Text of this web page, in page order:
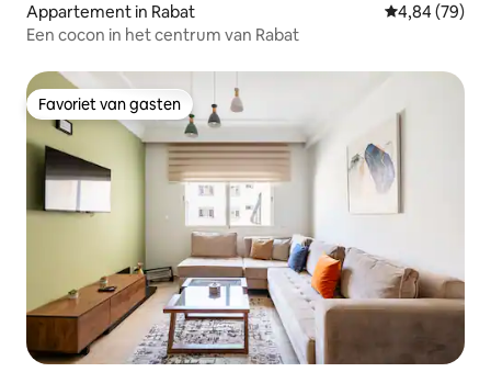
Appartement in Rabat Gemiddelde
4,84 (79)
Een cocon in het centrum van Rabat
Favoriet van gasten
Favoriet van gasten